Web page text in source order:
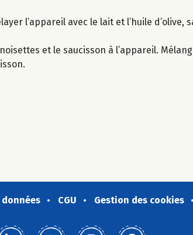
l’appareil avec le lait et l’huile d’olive,
et le saucisson à l’appareil.
CGU Gestion des cookies